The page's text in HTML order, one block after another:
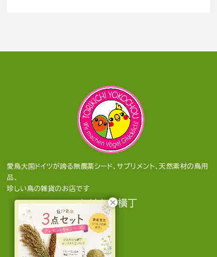
愛鳥大国ドイツが誇る無農薬シード、サプリメント、天然素材の鳥用
品、
珍しい鳥の雑貨のお店です
とりきち横丁